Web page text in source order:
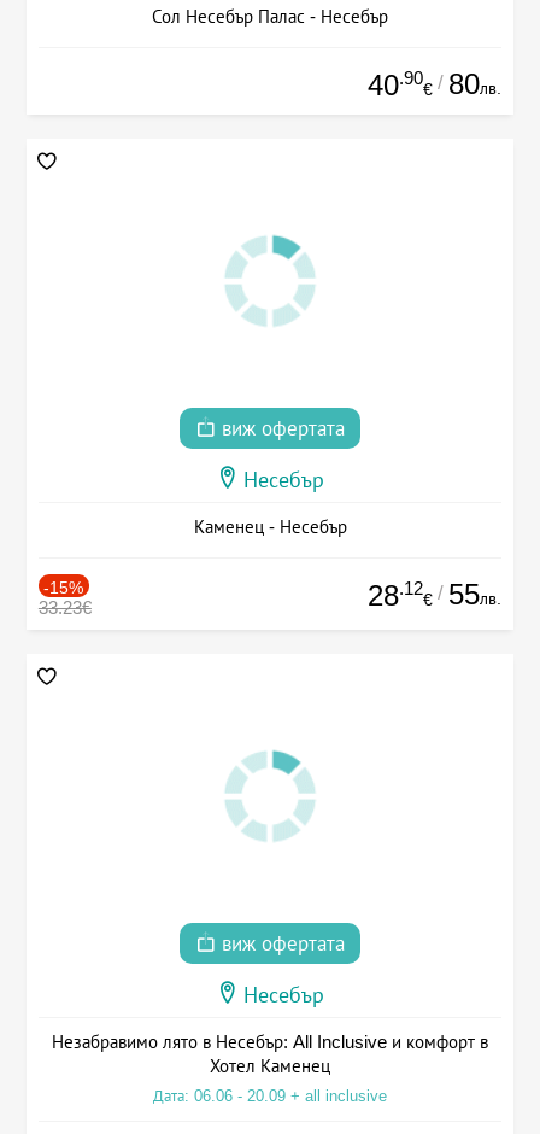
Сол Несебър Палас - Несебър
40.90
€ / 80лв.
виж офертата
Несебър
Каменец - Несебър
-15%
33.23€ 28.12
€ / 55лв.
виж офертата
Несебър
Незабравимо лято в Несебър: All Inclusive и комфорт в
Хотел Каменец
Дата: 06.06 - 20.09 + all inclusive